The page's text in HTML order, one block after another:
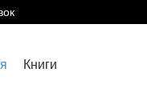
Книги